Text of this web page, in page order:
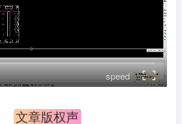
speed
文章版权声